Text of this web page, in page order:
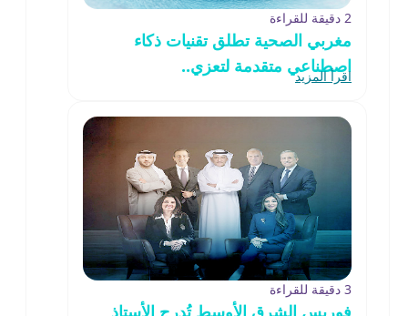
2 دقيقة للقراءة
مغربي الصحية تطلق تقنيات ذكاء
اصطناعي متقدمة لتعزي..
اقرأ المزيد
3 دقيقة للقراءة
فوربس الشرق الأوسط تُدرج الأستاذ